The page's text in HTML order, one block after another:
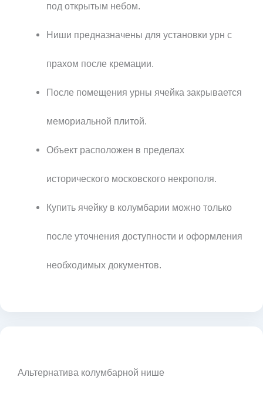
под открытым небом.
Ниши предназначены для установки урн с
прахом после кремации.
После помещения урны ячейка закрывается
мемориальной плитой.
Объект расположен в пределах
исторического московского некрополя.
Купить ячейку в колумбарии можно только
после уточнения доступности и оформления
необходимых документов.
Альтернатива колумбарной нише